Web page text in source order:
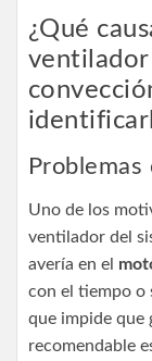
¿Qué
ventilador
Uno de los
ventilador del
avería en el
con el tiempo o
que impide que
recomendable